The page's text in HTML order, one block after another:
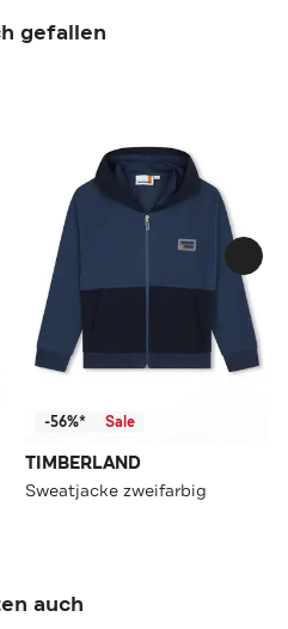
gefallen
-56%* Sale
TIMBERLAND
Sweatjacke zweifarbig
auch